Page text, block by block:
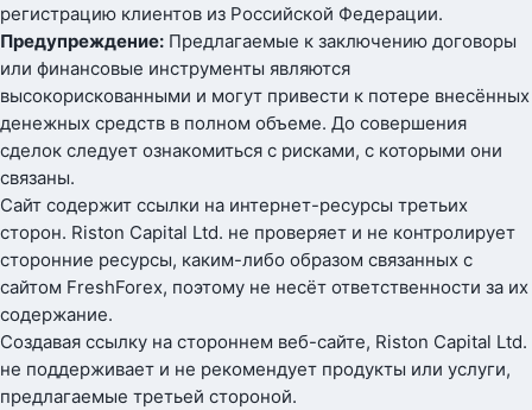
регистрацию клиентов из Российской Федерации.
Предупреждение: Предлагаемые к заключению договоры
или финансовые инструменты являются
высокорискованными и могут привести к потере внесённых
денежных средств в полном объеме. До совершения
сделок следует ознакомиться с рисками, с которыми они
связаны.
Сайт содержит ссылки на интернет-ресурсы третьих
сторон. Riston Capital Ltd. не проверяет и не контролирует
сторонние ресурсы, каким-либо образом связанных с
сайтом FreshForex, поэтому не несёт ответственности за их
содержание.
Создавая ссылку на стороннем веб-сайте, Riston Capital Ltd.
не поддерживает и не рекомендует продукты или услуги,
предлагаемые третьей стороной.